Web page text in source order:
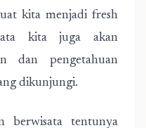
kita menjadi fresh
kita juga akan
dan pengetahuan
dikunjungi.
berwisata tentunya